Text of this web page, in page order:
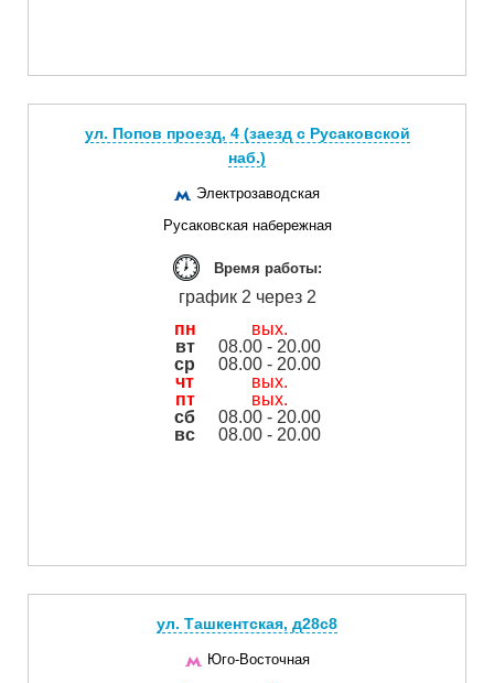
ул. Попов проезд, 4 (заезд с Русаковской
наб.)
Электрозаводская
Русаковская набережная
Время работы:
график 2 через 2
пн
вых.
вт
08.00 - 20.00
ср
08.00 - 20.00
чт
вых.
пт
вых.
сб
08.00 - 20.00
вс
08.00 - 20.00
ул. Ташкентская, д28с8
Юго-Восточная